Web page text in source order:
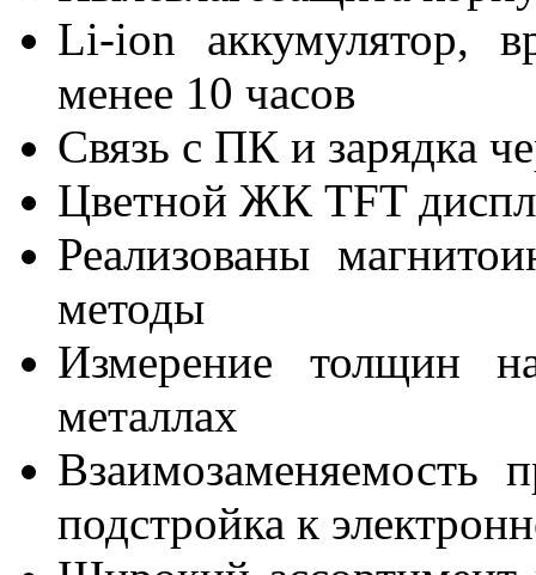
Li-ion аккумулятор,
менее 10 часов
Связь с ПК и зарядка
Цветной ЖК TFT
Реализованы
методы
Измерение толщин
металлах
Взаимозаменяемость
подстройка к